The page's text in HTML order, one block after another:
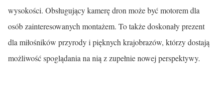
wysokości. Obsługujący kamerę dron może być motorem dla
osób zainteresowanych montażem. To także doskonały prezent
dla miłośników przyrody i pięknych krajobrazów, którzy dostają
możliwość spoglądania na nią z zupełnie nowej perspektywy.